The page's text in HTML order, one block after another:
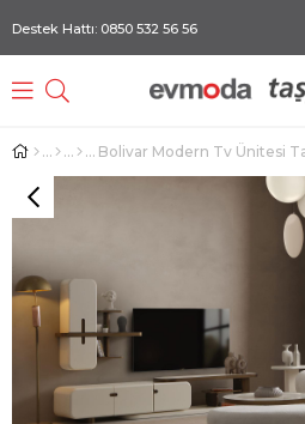
Destek Hattı: 0850 532 56 56
Bolivar Modern Tv Ünitesi